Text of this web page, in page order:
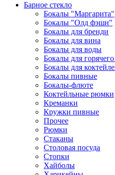
Барное стекло
Бокалы "Маргарита"
Бокалы "Олд фэшн"
Бокалы для бренди
Бокалы для вина
Бокалы для воды
Бокалы для
Бокалы для
Бокалы пивные
Бокалы-флюте
Коктейльные рюмки
Креманки
Кружки пивные
Прочее
Рюмки
Стаканы
Столовая посуда
Стопки
Хайболы